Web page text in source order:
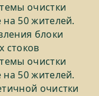
очистки
50 жителей.
блоки
стоков
очистки
50 жителей.
очистки